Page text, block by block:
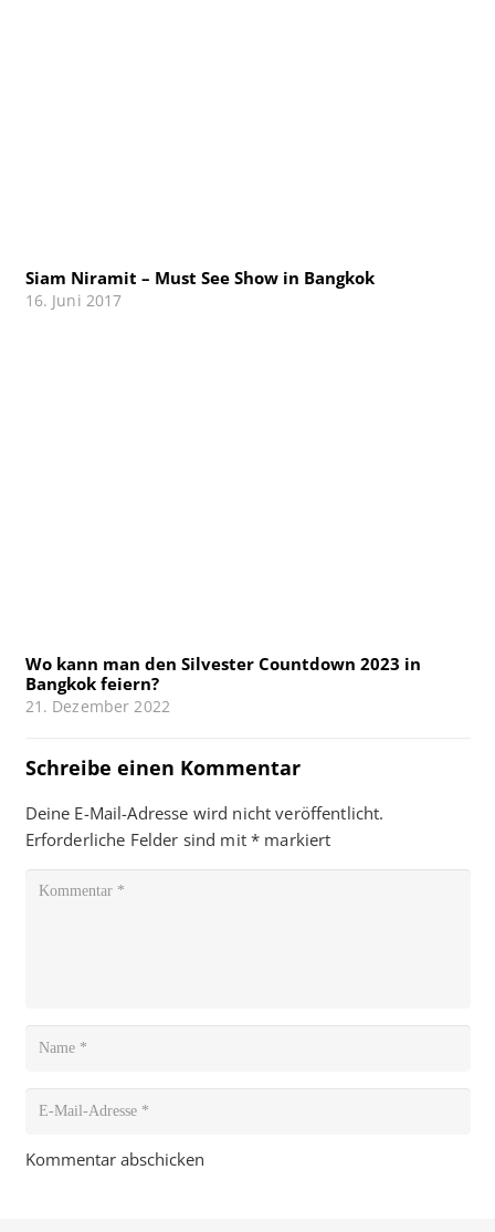
Siam Niramit – Must See Show in Bangkok
16. Juni 2017
Wo kann man den Silvester Countdown 2023 in
Bangkok feiern?
21. Dezember 2022
Schreibe einen Kommentar
Deine E-Mail-Adresse wird nicht veröffentlicht.
Erforderliche Felder sind mit * markiert
Kommentar abschicken